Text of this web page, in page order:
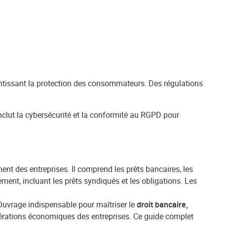
la protection des consommateurs. Des régulations
la cybersécurité et la conformité au RGPD pour
des entreprises. Il comprend les prêts bancaires, les
incluant les prêts syndiqués et les obligations. Les
indispensable pour maîtriser ledroit bancaire,
économiques des entreprises. Ce guide complet